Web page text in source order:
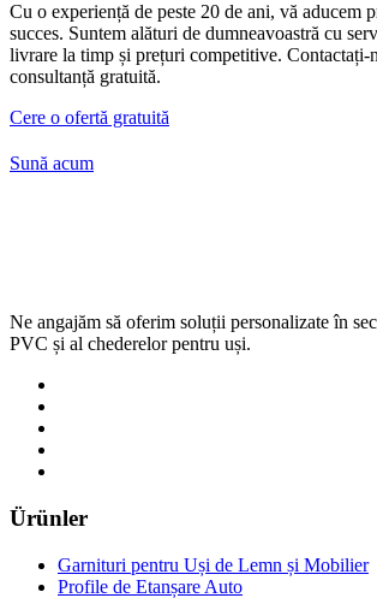
Cu o experiență de peste 20 de ani, vă aducem
succes. Suntem alături de dumneavoastră cu
livrare la timp și prețuri competitive. Contactați-
consultanță gratuită.
Cere o ofertă gratuită
Sună acum
Ne angajăm să oferim soluții personalizate în
PVC și al chederelor pentru uși.
Ürünler
Garnituri pentru Uși de Lemn și Mobilier
Profile de Etanșare Auto